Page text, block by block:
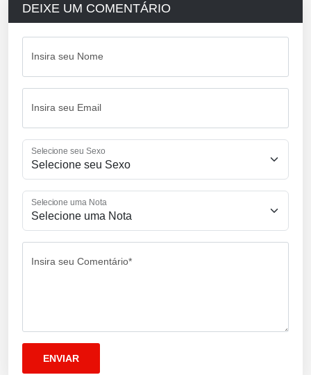
DEIXE UM COMENTÁRIO
Insira seu Nome
Insira seu Email
Selecione seu Sexo
Selecione uma Nota
Insira seu Comentário*